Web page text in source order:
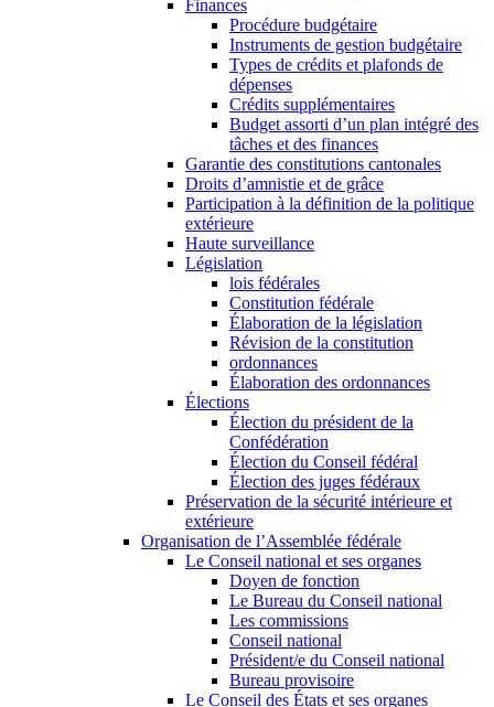
Finances
Procédure budgétaire
Instruments de gestion budgétaire
Types de crédits et plafonds de
dépenses
Crédits supplémentaires
Budget assorti d’un plan intégré des
tâches et des finances
Garantie des constitutions cantonales
Droits d’amnistie et de grâce
Participation à la définition de la politique
extérieure
Haute surveillance
Législation
lois fédérales
Constitution fédérale
Élaboration de la législation
Révision de la constitution
ordonnances
Élaboration des ordonnances
Élections
Élection du président de la
Confédération
Élection du Conseil fédéral
Élection des juges fédéraux
Préservation de la sécurité intérieure et
extérieure
Organisation de l’Assemblée fédérale
Le Conseil national et ses organes
Doyen de fonction
Le Bureau du Conseil national
Les commissions
Conseil national
Président/e du Conseil national
Bureau provisoire
Le Conseil des États et ses organes